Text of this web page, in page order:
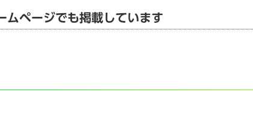
ムページでも掲載しています